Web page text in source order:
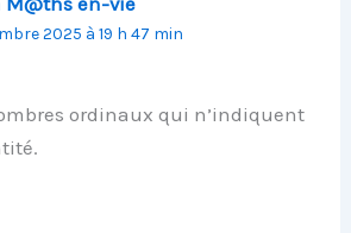
2025 à 19 h 47 min
ordinaux qui n’indiquent